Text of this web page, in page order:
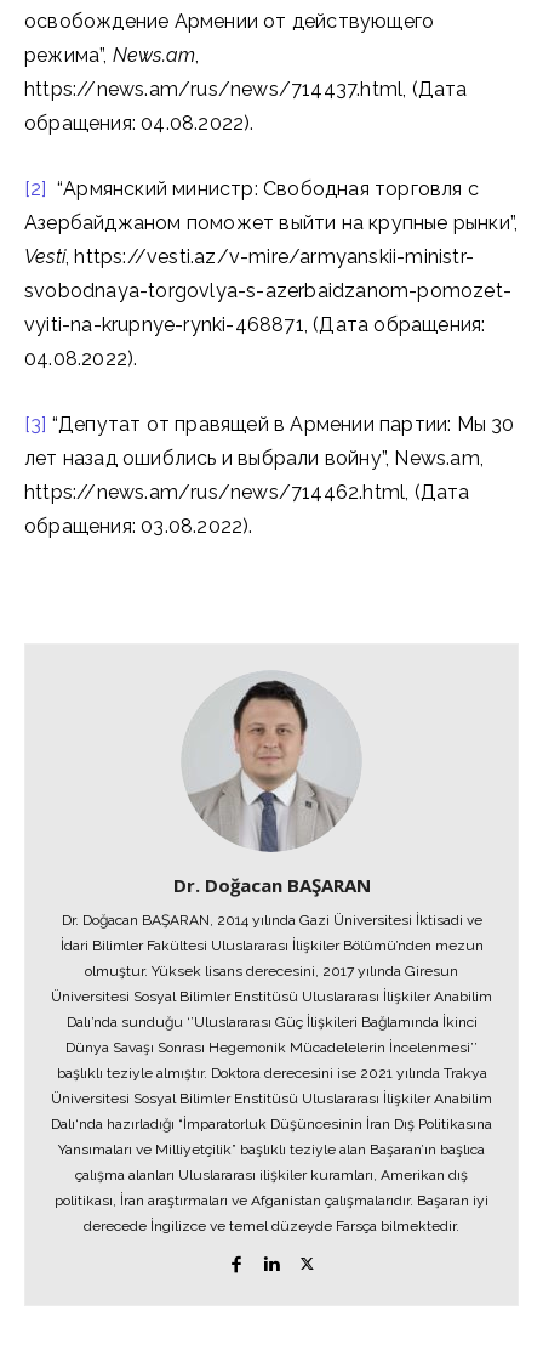
освобождение Армении от действующего
режима”, News.am,
https://news.am/rus/news/714437.html, (Дата
обращения: 04.08.2022).
[2] “Армянский министр: Свободная торговля с
Азербайджаном поможет выйти на крупные рынки”,
Vesti, https://vesti.az/v-mire/armyanskii-ministr-
svobodnaya-torgovlya-s-azerbaidzanom-pomozet-
vyiti-na-krupnye-rynki-468871, (Дата обращения:
04.08.2022).
[3] “Депутат от правящей в Армении партии: Мы 30
лет назад ошиблись и выбрали войну”, News.am,
https://news.am/rus/news/714462.html, (Дата
обращения: 03.08.2022).
Dr. Doğacan BAŞARAN
Dr. Doğacan BAŞARAN, 2014 yılında Gazi Üniversitesi İktisadi ve
İdari Bilimler Fakültesi Uluslararası İlişkiler Bölümü’nden mezun
olmuştur. Yüksek lisans derecesini, 2017 yılında Giresun
Üniversitesi Sosyal Bilimler Enstitüsü Uluslararası İlişkiler Anabilim
Dalı’nda sunduğu ‘’Uluslararası Güç İlişkileri Bağlamında İkinci
Dünya Savaşı Sonrası Hegemonik Mücadelelerin İncelenmesi’’
başlıklı teziyle almıştır. Doktora derecesini ise 2021 yılında Trakya
Üniversitesi Sosyal Bilimler Enstitüsü Uluslararası İlişkiler Anabilim
Dalı‘nda hazırladığı “İmparatorluk Düşüncesinin İran Dış Politikasına
Yansımaları ve Milliyetçilik” başlıklı teziyle alan Başaran’ın başlıca
çalışma alanları Uluslararası ilişkiler kuramları, Amerikan dış
politikası, İran araştırmaları ve Afganistan çalışmalarıdır. Başaran iyi
derecede İngilizce ve temel düzeyde Farsça bilmektedir.